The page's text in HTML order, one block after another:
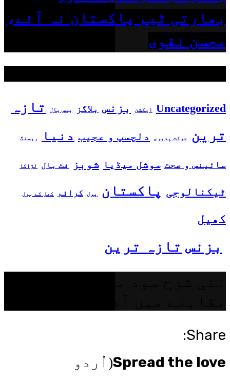
بھارتی ٹیم پاکستان نہ آئے،
محسن نقوی
Uncategorized ایکشن بزنس بلاگز بیس بال
تازہ
ترین
حرکت پذیری دلچسپ و عجیب دنیا ریسنگ
سائینس و صحت سوشل میڈیا شوبز فٹ بال لڑاکا
ٹیکنالوجی پاکستان پول کرائم کھل کے بول
کھیل
بزنس تازہ ترین
Share:
Spread the love(اُردو